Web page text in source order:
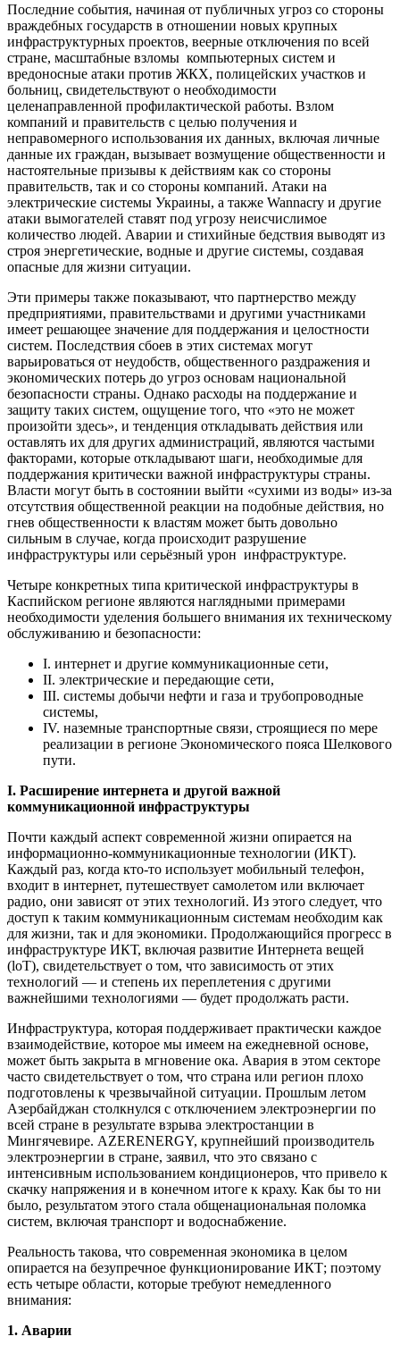
Последние события, начиная от публичных угроз со стороны
враждебных государств в отношении новых крупных
инфраструктурных проектов, веерные отключения по всей
стране, масштабные взломы компьютерных систем и
вредоносные атаки против ЖКХ, полицейских участков и
больниц, свидетельствуют о необходимости
целенаправленной профилактической работы. Взлом
компаний и правительств с целью получения и
неправомерного использования их данных, включая личные
данные их граждан, вызывает возмущение общественности и
настоятельные призывы к действиям как со стороны
правительств, так и со стороны компаний. Атаки на
электрические системы Украины, а также Wannacry и другие
атаки вымогателей ставят под угрозу неисчислимое
количество людей. Аварии и стихийные бедствия выводят из
строя энергетические, водные и другие системы, создавая
опасные для жизни ситуации.
Эти примеры также показывают, что партнерство между
предприятиями, правительствами и другими участниками
имеет решающее значение для поддержания и целостности
систем. Последствия сбоев в этих системах могут
варьироваться от неудобств, общественного раздражения и
экономических потерь до угроз основам национальной
безопасности страны. Однако расходы на поддержание и
защиту таких систем, ощущение того, что «это не может
произойти здесь», и тенденция откладывать действия или
оставлять их для других администраций, являются частыми
факторами, которые откладывают шаги, необходимые для
поддержания критически важной инфраструктуры страны.
Власти могут быть в состоянии выйти «сухими из воды» из-за
отсутствия общественной реакции на подобные действия, но
гнев общественности к властям может быть довольно
сильным в случае, когда происходит разрушение
инфраструктуры или серьёзный урон инфраструктуре.
Четыре конкретных типа критической инфраструктуры в
Каспийском регионе являются наглядными примерами
необходимости уделения большего внимания их техническому
обслуживанию и безопасности:
I. интернет и другие коммуникационные сети,
II. электрические и передающие сети,
III. системы добычи нефти и газа и трубопроводные
системы,
IV. наземные транспортные связи, строящиеся по мере
реализации в регионе Экономического пояса Шелкового
пути.
I. Расширение интернета и другой важной
коммуникационной инфраструктуры
Почти каждый аспект современной жизни опирается на
информационно-коммуникационные технологии (ИКТ).
Каждый раз, когда кто-то использует мобильный телефон,
входит в интернет, путешествует самолетом или включает
радио, они зависят от этих технологий. Из этого следует, что
доступ к таким коммуникационным системам необходим как
для жизни, так и для экономики. Продолжающийся прогресс в
инфраструктуре ИКТ, включая развитие Интернета вещей
(loT), свидетельствует о том, что зависимость от этих
технологий — и степень их переплетения с другими
важнейшими технологиями — будет продолжать расти.
Инфраструктура, которая поддерживает практически каждое
взаимодействие, которое мы имеем на ежедневной основе,
может быть закрыта в мгновение ока. Авария в этом секторе
часто свидетельствует о том, что страна или регион плохо
подготовлены к чрезвычайной ситуации. Прошлым летом
Азербайджан столкнулся с отключением электроэнергии по
всей стране в результате взрыва электростанции в
Мингячевире. AZERENERGY, крупнейший производитель
электроэнергии в стране, заявил, что это связано с
интенсивным использованием кондиционеров, что привело к
скачку напряжения и в конечном итоге к краху. Как бы то ни
было, результатом этого стала общенациональная поломка
систем, включая транспорт и водоснабжение.
Реальность такова, что современная экономика в целом
опирается на безупречное функционирование ИКТ; поэтому
есть четыре области, которые требуют немедленного
внимания:
1. Аварии